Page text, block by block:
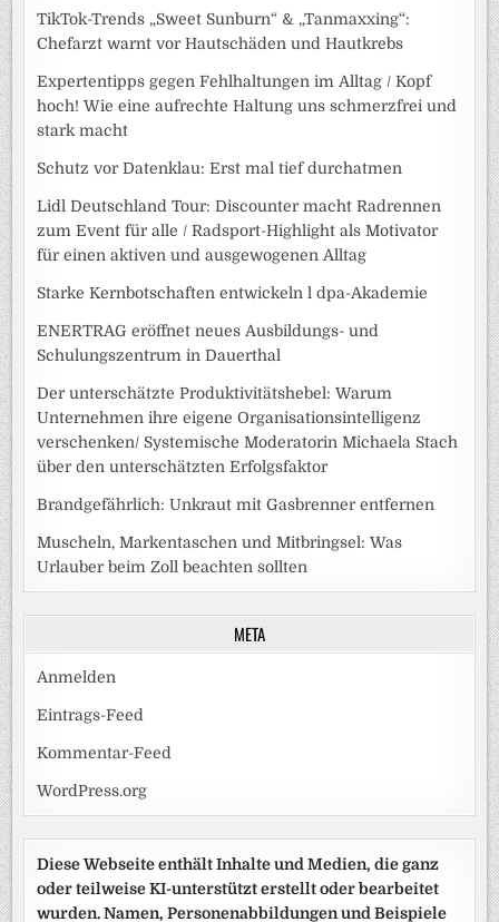
TikTok-Trends „Sweet Sunburn“ & „Tanmaxxing“:
Chefarzt warnt vor Hautschäden und Hautkrebs
Expertentipps gegen Fehlhaltungen im Alltag / Kopf
hoch! Wie eine aufrechte Haltung uns schmerzfrei und
stark macht
Schutz vor Datenklau: Erst mal tief durchatmen
Lidl Deutschland Tour: Discounter macht Radrennen
zum Event für alle / Radsport-Highlight als Motivator
für einen aktiven und ausgewogenen Alltag
Starke Kernbotschaften entwickeln l dpa-Akademie
ENERTRAG eröffnet neues Ausbildungs- und
Schulungszentrum in Dauerthal
Der unterschätzte Produktivitätshebel: Warum
Unternehmen ihre eigene Organisationsintelligenz
verschenken/ Systemische Moderatorin Michaela Stach
über den unterschätzten Erfolgsfaktor
Brandgefährlich: Unkraut mit Gasbrenner entfernen
Muscheln, Markentaschen und Mitbringsel: Was
Urlauber beim Zoll beachten sollten
META
Anmelden
Eintrags-Feed
Kommentar-Feed
WordPress.org
Diese Webseite enthält Inhalte und Medien, die ganz
oder teilweise KI-unterstützt erstellt oder bearbeitet
wurden. Namen, Personenabbildungen und Beispiele